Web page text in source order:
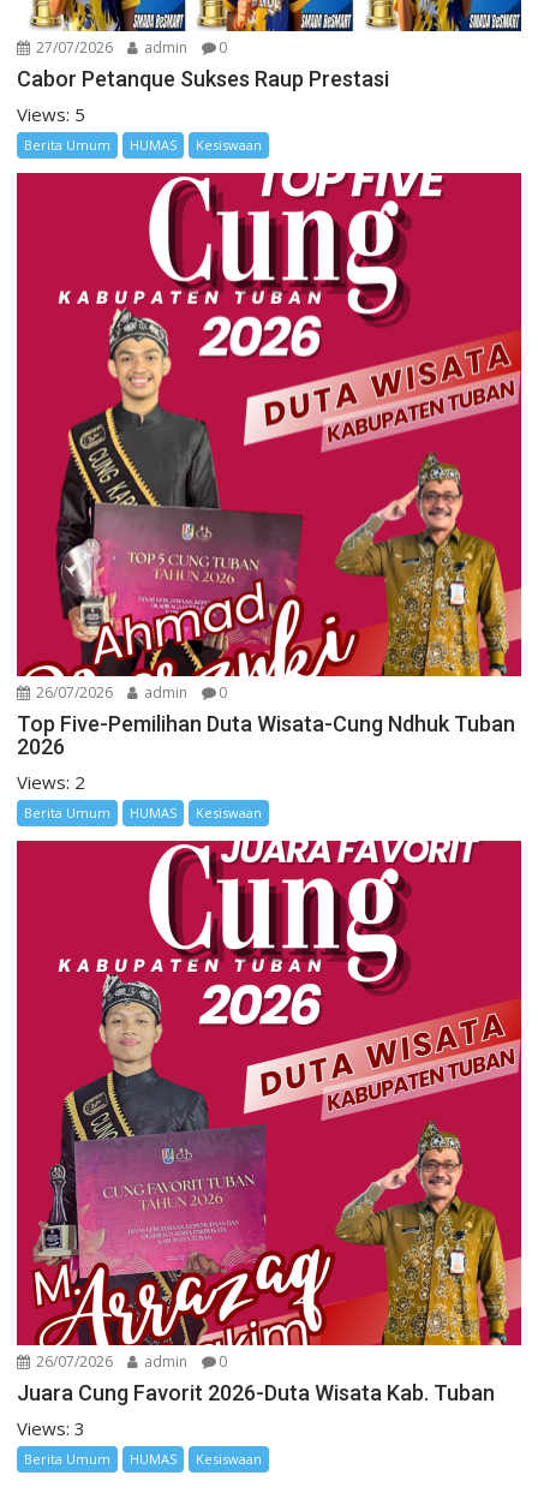
27/07/2026 admin 0
Cabor Petanque Sukses Raup Prestasi
Views: 5
Berita Umum HUMAS Kesiswaan
26/07/2026 admin 0
Top Five-Pemilihan Duta Wisata-Cung Ndhuk Tuban
2026
Views: 2
Berita Umum HUMAS Kesiswaan
26/07/2026 admin 0
Juara Cung Favorit 2026-Duta Wisata Kab. Tuban
Views: 3
Berita Umum HUMAS Kesiswaan